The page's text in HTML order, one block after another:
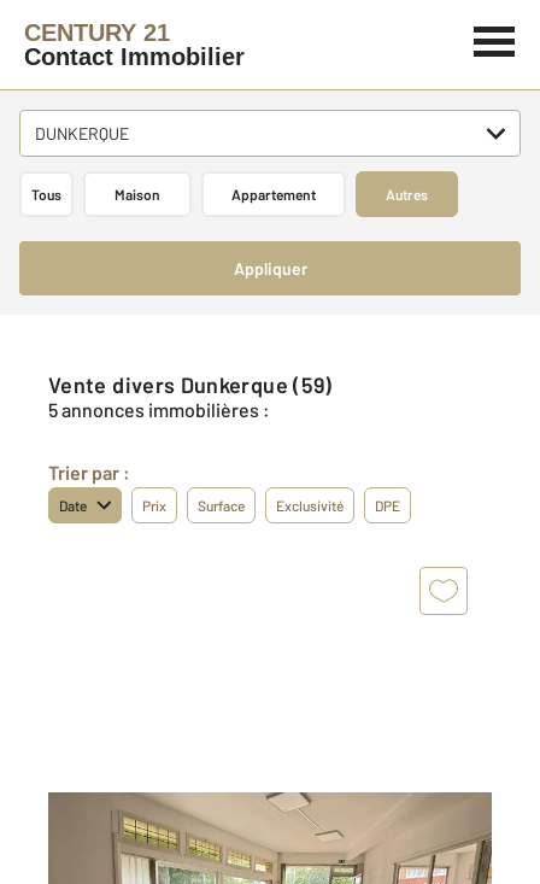
CENTURY 21
Contact Immobilier
DUNKERQUE
Tous Maison Appartement Autres
Appliquer
Vente divers Dunkerque (59)
5 annonces immobilières :
Trier par :
Date Prix Surface Exclusivité DPE
DUNKERQUE 59
65,99 m2
Ref : 9459